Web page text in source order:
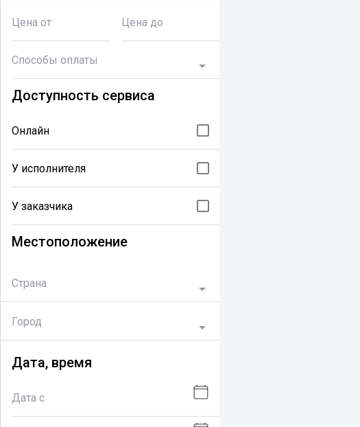
Цена от Цена до
Способы оплаты
Доступность сервиса
Онлайн
У исполнителя
У заказчика
Местоположение
Страна
Город
Дата, время
Дата с